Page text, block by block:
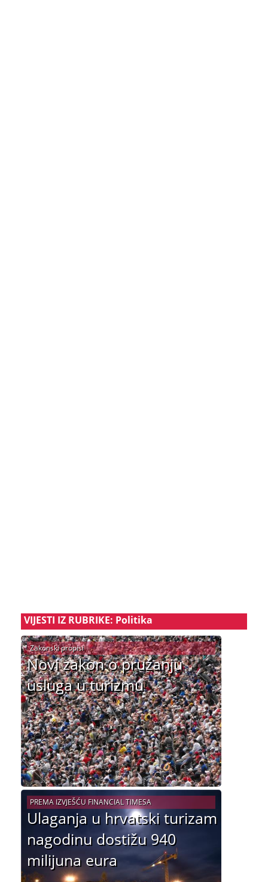
VIJESTI IZ RUBRIKE: Politika
Novi zakon o pružanju
usluga u turizmu
Zakonski propisi
Ulaganja u hrvatski turizam
nagodinu dostižu 940
milijuna eura
PREMA IZVJEŠĆU FINANCIAL TIMESA